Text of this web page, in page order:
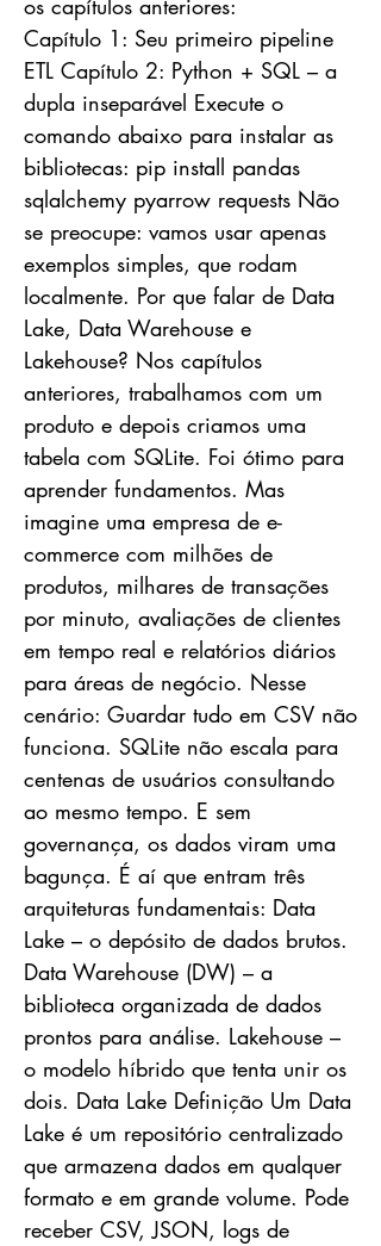
os capítulos anteriores:
Capítulo 1: Seu primeiro pipeline
ETL Capítulo 2: Python + SQL – a
dupla inseparável Execute o
comando abaixo para instalar as
bibliotecas: pip install pandas
sqlalchemy pyarrow requests Não
se preocupe: vamos usar apenas
exemplos simples, que rodam
localmente. Por que falar de Data
Lake, Data Warehouse e
Lakehouse? Nos capítulos
anteriores, trabalhamos com um
produto e depois criamos uma
tabela com SQLite. Foi ótimo para
aprender fundamentos. Mas
imagine uma empresa de e-
commerce com milhões de
produtos, milhares de transações
por minuto, avaliações de clientes
em tempo real e relatórios diários
para áreas de negócio. Nesse
cenário: Guardar tudo em CSV não
funciona. SQLite não escala para
centenas de usuários consultando
ao mesmo tempo. E sem
governança, os dados viram uma
bagunça. É aí que entram três
arquiteturas fundamentais: Data
Lake – o depósito de dados brutos.
Data Warehouse (DW) – a
biblioteca organizada de dados
prontos para análise. Lakehouse –
o modelo híbrido que tenta unir os
dois. Data Lake Definição Um Data
Lake é um repositório centralizado
que armazena dados em qualquer
formato e em grande volume. Pode
receber CSV, JSON, logs de